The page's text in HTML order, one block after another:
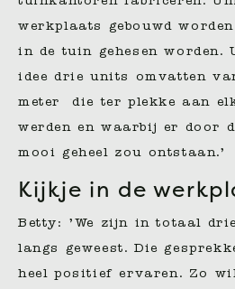
werkplaats gebouwd
in de tuin gehesen worden.
idee drie units omvatten
meter die ter plekke aan
werden en waarbij er door
mooi geheel zou ontstaan.’
Kijkje in de
Betty: ’We zijn in totaal
langs geweest. Die
heel positief ervaren. Zo